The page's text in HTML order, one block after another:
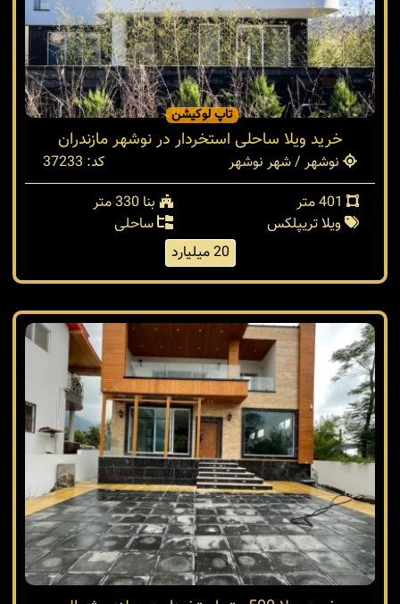
تاپ لوکیشن
خرید ویلا ساحلی استخردار در نوشهر مازندران
نوشهر / شهر نوشهر
کد: 37233
بنا 330 متر
ویلا تریپلکس
ساحلی
20 میلیارد